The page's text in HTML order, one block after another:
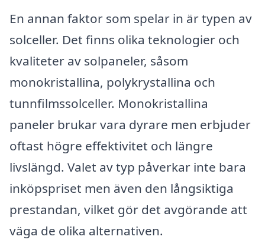
En annan faktor som spelar in är typen av
solceller. Det finns olika teknologier och
kvaliteter av solpaneler, såsom
monokristallina, polykrystallina och
tunnfilmssolceller. Monokristallina
paneler brukar vara dyrare men erbjuder
oftast högre effektivitet och längre
livslängd. Valet av typ påverkar inte bara
inköpspriset men även den långsiktiga
prestandan, vilket gör det avgörande att
väga de olika alternativen.